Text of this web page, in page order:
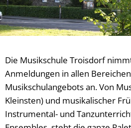
Die Musikschule Troisdorf
Anmeldungen in allen
Musikschulangebots an. Von
Kleinsten) und musikalischer
Instrumental- und